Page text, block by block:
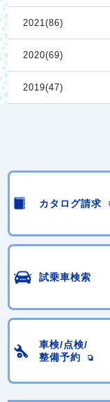
2021(86)
2020(69)
2019(47)
カタログ請求
試乗車検索
車検/点検/
整備予約